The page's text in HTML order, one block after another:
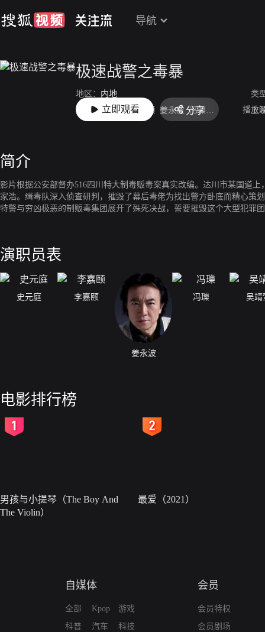
导航
极速战警之毒暴
地区： 内地
类
主演： 史元庭 李嘉颐 姜永波 冯瓅 吴靖萱 苗大伟
上
立即观看 分享 播放
简介
影片根据公安部督办516四川特大制毒贩毒案真实改编。达川市某国道
家浩。缉毒队深入侦查研判，摧毁了幕后毒佬为找出警方卧底而精心策
特警与穷凶极恶的制贩毒集团展开了殊死决战，誓要摧毁这个大型犯罪
演职员表
史元庭 李嘉颐
姜永波
冯瓅 吴靖
电影排行榜
男孩与小提琴（The Boy And
The Violin）
最爱（2021）
自媒体
全部
科普
Kpop
汽车
游戏
科技
会员
会员特权
会员剧场